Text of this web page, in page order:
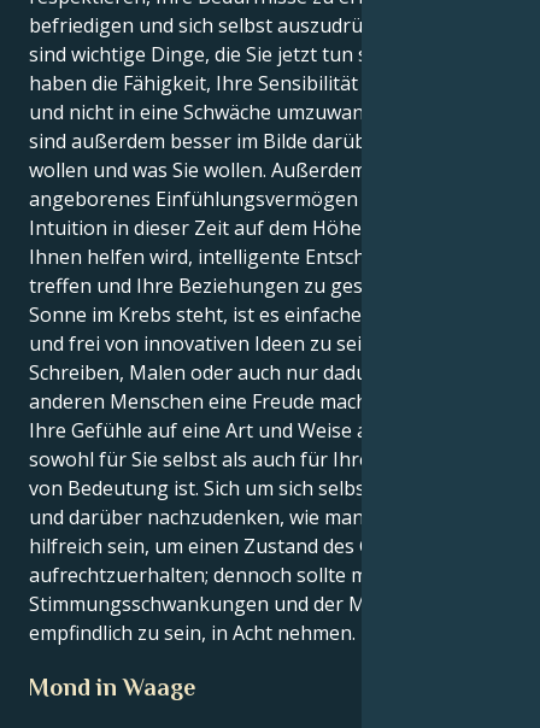
befriedigen und sich selbst auszudrücken - all das
sind wichtige Dinge, die Sie jetzt tun sollten. Sie
haben die Fähigkeit, Ihre Sensibilität in eine Stärke
und nicht in eine Schwäche umzuwandeln, und Sie
sind außerdem besser im Bilde darüber, was Sie
wollen und was Sie wollen. Außerdem sind Ihr
angeborenes Einfühlungsvermögen und Ihre
Intuition in dieser Zeit auf dem Höhepunkt, was
Ihnen helfen wird, intelligente Entscheidungen zu
treffen und Ihre Beziehungen zu gestalten. Wenn die
Sonne im Krebs steht, ist es einfacher, wahrhaftig
und frei von innovativen Ideen zu sein. Durch
Schreiben, Malen oder auch nur dadurch, dass Sie
anderen Menschen eine Freude machen, können Sie
Ihre Gefühle auf eine Art und Weise ausdrücken, die
sowohl für Sie selbst als auch für Ihre Mitmenschen
von Bedeutung ist. Sich um sich selbst zu kümmern
und darüber nachzudenken, wie man sich fühlt, kann
hilfreich sein, um einen Zustand des Gleichgewichts
aufrechtzuerhalten; dennoch sollte man sich vor
Stimmungsschwankungen und der Möglichkeit, zu
empfindlich zu sein, in Acht nehmen.
Mond in Waage